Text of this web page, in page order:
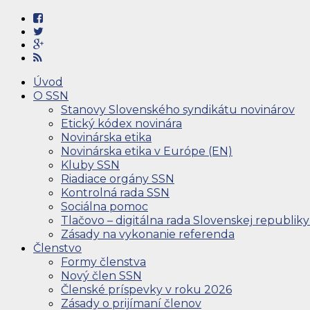
Úvod
O SSN
Stanovy Slovenského syndikátu novinárov
Etický kódex novinára
Novinárska etika
Novinárska etika v Európe (EN)
Kluby SSN
Riadiace orgány SSN
Kontrolná rada SSN
Sociálna pomoc
Tlačovo – digitálna rada Slovenskej republiky
Zásady na vykonanie referenda
Členstvo
Formy členstva
Nový člen SSN
Členské príspevky v roku 2026
Zásady o prijímaní členov